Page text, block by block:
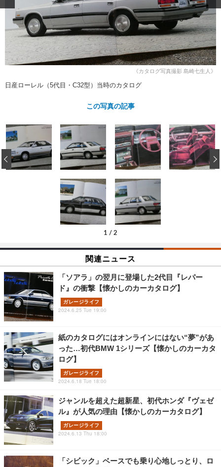
鈑金・塗装
ディテイリング 洗車
ヘッドライト磨き コーティング
フィルム・ラッピング
小キズ直し 防錆
特集記事
ストップ 不具合修理＆粗悪修理
カーメーカー「旧車」関連プロジェ
クト
ショップ紹介
ショップレポート プロショップ検索
レストア
カーメーカー「旧車」関連プロジ
イベント
《カタログ写真撮影 島崎七生人》
日産ローレル（5代目・C32型）当時のカタログ
この写真の記事
1 / 2
‹
関連ニュース
「ソアラ」の翌月に登場した2代目『レパー
ド』の衝撃【懐かしのカーカタログ】
ガレージライフ
2024.6.25 Tue 19:00
紙のカタログにはオンラインにはない“夢”があ
った…初代BMW 1シリーズ【懐かしのカーカタ
ログ】
ガレージライフ
2024.6.18 Tue 18:00
ジャンルを超えた超新星、初代ホンダ『ヴェゼ
ル』が人気の理由【懐かしのカーカタログ】
ガレージライフ
2024.6.13 Thu 18:00
「シビック」ベースでも乗り心地しっとり、ロ